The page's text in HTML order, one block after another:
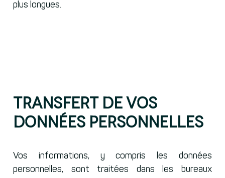
plus longues.
Transfert de vos
données personnelles
Vos informations, y compris les données
personnelles, sont traitées dans les bureaux